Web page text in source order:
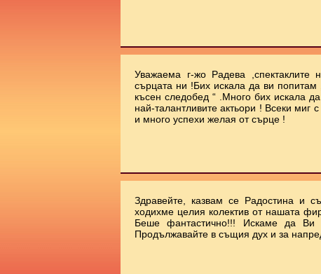
Уважаема г-жо Радева
сърцата ни !Бих искала да ви
късен следобед “ .Много бих искала
най-талантливите актьори ! Всеки миг
и много успехи желая от сърце !
Здравейте, казвам се Радостина и
ходихме целия колектив от нашата
Беше фантастично!!! Искаме да Ви
Продължавайте в същия дух и за